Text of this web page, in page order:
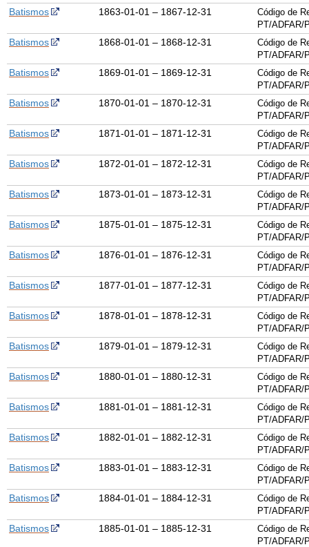
Batismos 1863-01-01 – 1867-12-31
Código de
PT/ADFAR/
Batismos 1868-01-01 – 1868-12-31
Código de
PT/ADFAR/
Batismos 1869-01-01 – 1869-12-31
Código de
PT/ADFAR/
Batismos 1870-01-01 – 1870-12-31
Código de
PT/ADFAR/
Batismos 1871-01-01 – 1871-12-31
Código de
PT/ADFAR/
Batismos 1872-01-01 – 1872-12-31
Código de
PT/ADFAR/
Batismos 1873-01-01 – 1873-12-31
Código de
PT/ADFAR/
Batismos 1875-01-01 – 1875-12-31
Código de
PT/ADFAR/
Batismos 1876-01-01 – 1876-12-31
Código de
PT/ADFAR/
Batismos 1877-01-01 – 1877-12-31
Código de
PT/ADFAR/
Batismos 1878-01-01 – 1878-12-31
Código de
PT/ADFAR/
Batismos 1879-01-01 – 1879-12-31
Código de
PT/ADFAR/
Batismos 1880-01-01 – 1880-12-31
Código de
PT/ADFAR/
Batismos 1881-01-01 – 1881-12-31
Código de
PT/ADFAR/
Batismos 1882-01-01 – 1882-12-31
Código de
PT/ADFAR/
Batismos 1883-01-01 – 1883-12-31
Código de
PT/ADFAR/
Batismos 1884-01-01 – 1884-12-31
Código de
PT/ADFAR/
Batismos 1885-01-01 – 1885-12-31
Código de
PT/ADFAR/